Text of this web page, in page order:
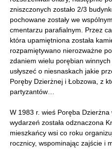
zniszczonych zostało 2/3
pochowane zostały we
cmentarzu parafialnym. Przez
która upamiętniona została
rozpamiętywano nierozważne
zdaniem wielu porębian
usłyszeć o niesnaskach jakie
Poręby Dzierżnej i Łobzowa, z
partyzantów…
W 1983 r. wieś Poręba
wydarzeń została odznaczona
mieszkańcy wsi co roku
rocznicy, wspominając zajście i